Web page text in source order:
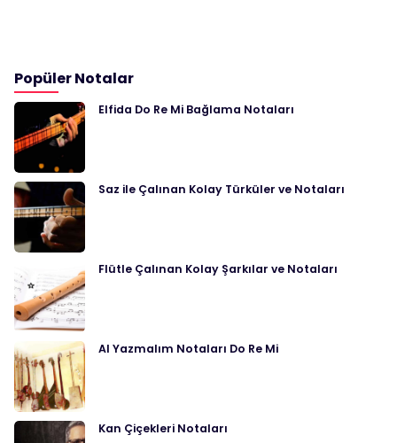
Popüler Notalar
Elfida Do Re Mi Bağlama Notaları
Saz ile Çalınan Kolay Türküler ve Notaları
Flütle Çalınan Kolay Şarkılar ve Notaları
Al Yazmalım Notaları Do Re Mi
Kan Çiçekleri Notaları